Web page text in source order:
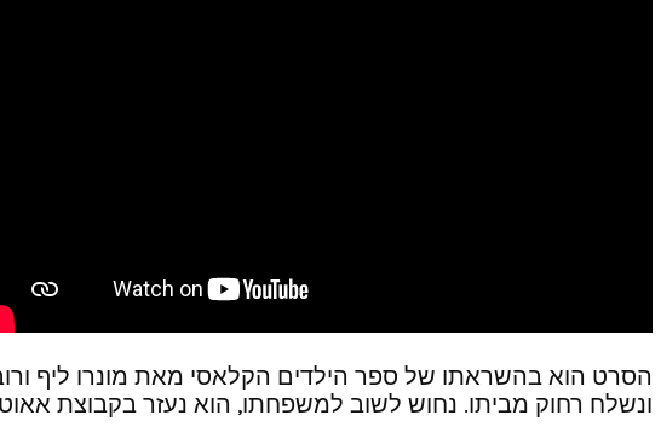
הסרט הוא בהשראתו של ספר הילדים הקלאסי מאת מונרו ליף
ונשלח רחוק מביתו. נחוש לשוב למשפחתו, הוא נעזר בקבוצת